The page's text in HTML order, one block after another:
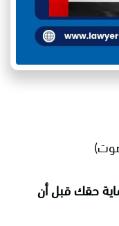
حقك قبل أن